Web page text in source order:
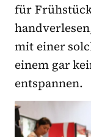
für
mit einer
einem gar
entspannen.